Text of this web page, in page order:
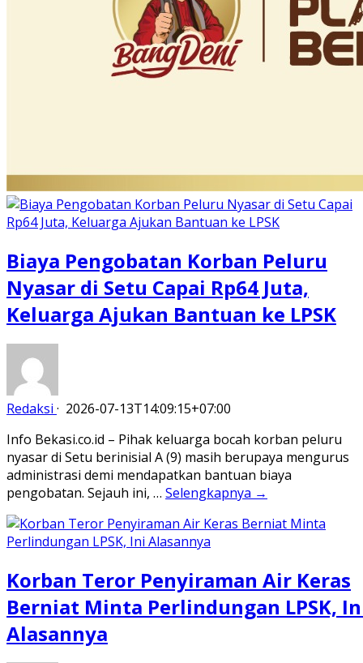
Biaya Pengobatan Korban Peluru
Nyasar di Setu Capai Rp64 Juta,
Keluarga Ajukan Bantuan ke LPSK
Redaksi · 2026-07-13T14:09:15+07:00
Info Bekasi.co.id – Pihak keluarga bocah korban peluru
nyasar di Setu berinisial A (9) masih berupaya mengurus
administrasi demi mendapatkan bantuan biaya
pengobatan. Sejauh ini, … Selengkapnya →
Korban Teror Penyiraman Air Keras
Berniat Minta Perlindungan LPSK,
Alasannya